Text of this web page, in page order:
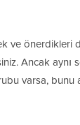
ve önerdikleri
Ancak aynı
varsa, bunu